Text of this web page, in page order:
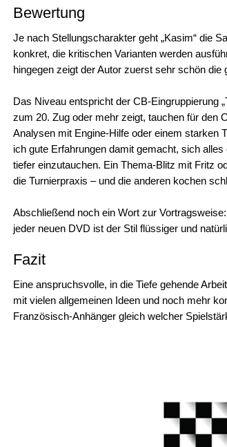
Bewertung
Je nach Stellungscharakter geht „Kasim“ die
konkret, die kritischen Varianten werden
hingegen zeigt der Autor zuerst sehr schön
Das Niveau entspricht der CB-Eingruppierung
zum 20. Zug oder mehr zeigt, tauchen für den
Analysen mit Engine-Hilfe oder einem starken
ich gute Erfahrungen damit gemacht, sich
tiefer einzutauchen. Ein Thema-Blitz mit Fritz
die Turnierpraxis – und die anderen kochen
Abschließend noch ein Wort zur
jeder neuen DVD ist der Stil flüssiger und
Fazit
Eine anspruchsvolle, in die Tiefe gehende
mit vielen allgemeinen Ideen und noch mehr
Französisch-Anhänger gleich welcher